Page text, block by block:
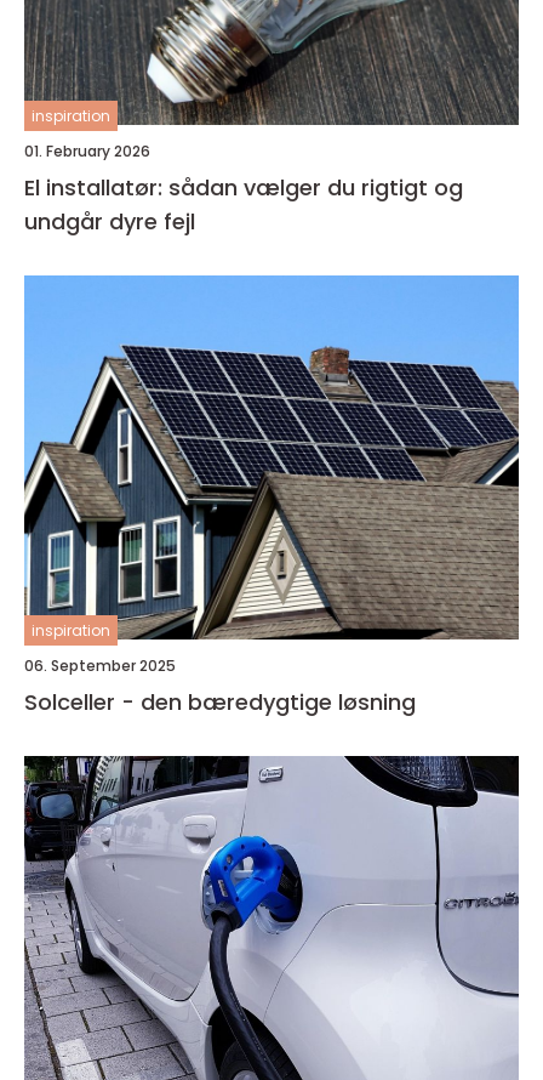
inspiration
01. February 2026
El installatør: sådan vælger du rigtigt og
undgår dyre fejl
inspiration
06. September 2025
Solceller - den bæredygtige løsning